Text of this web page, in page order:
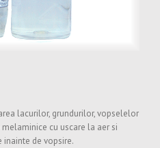
lacurilor, grundurilor, vopselelor
cu uscare la aer si
de vopsire.